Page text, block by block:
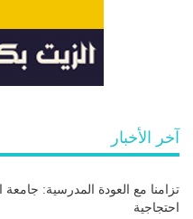
آخر الأخبار
تزامنا مع العودة المدرسية:
احتجاجية